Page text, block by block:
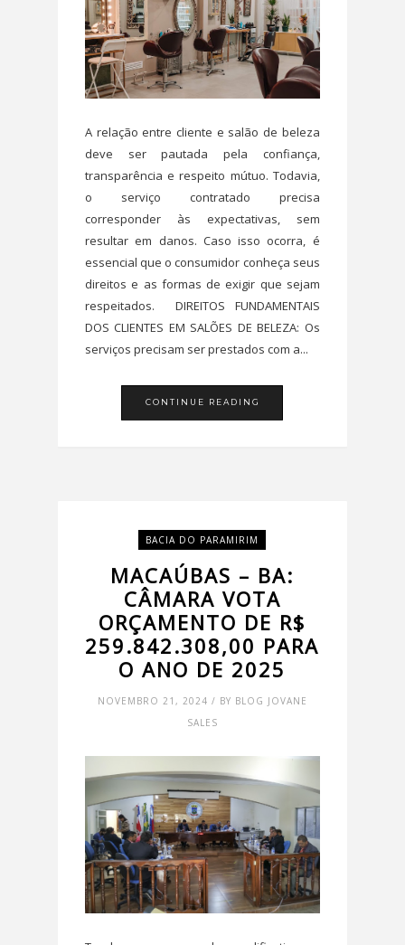
A relação entre cliente e salão de beleza
deve ser pautada pela confiança,
transparência e respeito mútuo. Todavia,
o serviço contratado precisa
corresponder às expectativas, sem
resultar em danos. Caso isso ocorra, é
essencial que o consumidor conheça seus
direitos e as formas de exigir que sejam
respeitados. DIREITOS FUNDAMENTAIS
DOS CLIENTES EM SALÕES DE BELEZA: Os
serviços precisam ser prestados com a...
CONTINUE READING
BACIA DO PARAMIRIM
MACAÚBAS – BA:
CÂMARA VOTA
ORÇAMENTO DE R$
259.842.308,00 PARA
O ANO DE 2025
NOVEMBRO 21, 2024 / BY BLOG JOVANE
SALES